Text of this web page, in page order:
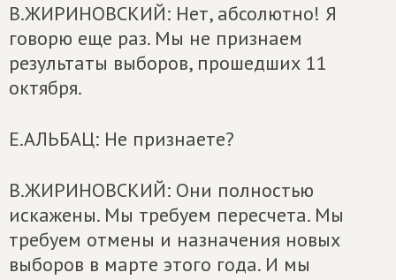
В.ЖИРИНОВСКИЙ: Нет, абсолютно! Я
говорю еще раз. Мы не признаем
результаты выборов, прошедших 11
октября.
Е.АЛЬБАЦ: Не признаете?
В.ЖИРИНОВСКИЙ: Они полностью
искажены. Мы требуем пересчета. Мы
требуем отмены и назначения новых
выборов в марте этого года. И мы